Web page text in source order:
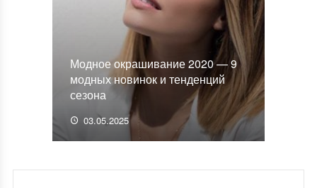
Модное окрашивание 2020 — 9
модных новинок и тенденций
сезона
03.05.2025